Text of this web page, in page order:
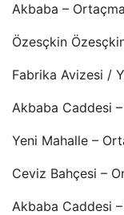
Akbaba –
Özesçkin
Fabrika Avizesi /
Akbaba Caddesi
Yeni Mahalle –
Ceviz Bahçesi –
Akbaba Caddesi